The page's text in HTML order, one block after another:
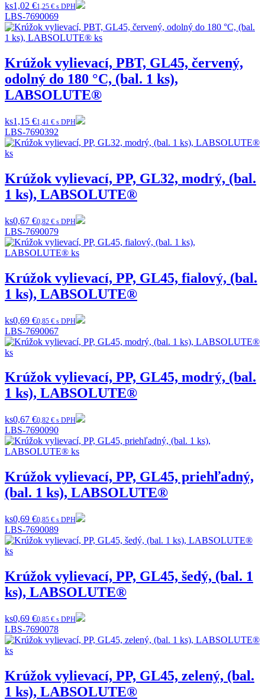
ks1,02 €1,25 € s DPH
LBS-7690069
Krúžok vylievací, PBT, GL45, červený,
odolný do 180 °C, (bal. 1 ks),
LABSOLUTE®
ks1,15 €1,41 € s DPH
LBS-7690392
Krúžok vylievací, PP, GL32, modrý, (bal.
1 ks), LABSOLUTE®
ks0,67 €0,82 € s DPH
LBS-7690079
Krúžok vylievací, PP, GL45, fialový, (bal.
1 ks), LABSOLUTE®
ks0,69 €0,85 € s DPH
LBS-7690067
Krúžok vylievací, PP, GL45, modrý, (bal.
1 ks), LABSOLUTE®
ks0,67 €0,82 € s DPH
LBS-7690090
Krúžok vylievací, PP, GL45, priehľadný,
(bal. 1 ks), LABSOLUTE®
ks0,69 €0,85 € s DPH
LBS-7690089
Krúžok vylievací, PP, GL45, šedý, (bal. 1
ks), LABSOLUTE®
ks0,69 €0,85 € s DPH
LBS-7690078
Krúžok vylievací, PP, GL45, zelený, (bal.
1 ks), LABSOLUTE®